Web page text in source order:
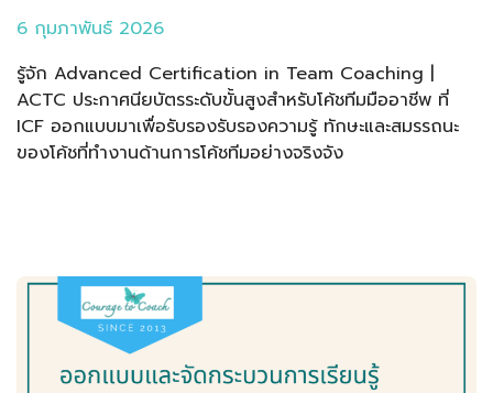
6 กุมภาพันธ์ 2026
รู้จัก Advanced Certification in Team Coaching |
ACTC ประกาศนียบัตรระดับขั้นสูงสำหรับโค้ชทีมมืออาชีพ ที่
ICF ออกแบบมาเพื่อรับรองรับรองความรู้ ทักษะและสมรรถนะ
ของโค้ชที่ทำงานด้านการโค้ชทีมอย่างจริงจัง